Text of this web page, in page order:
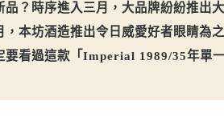
品？時序進入三月，大品牌紛紛推出
，本坊酒造推出令日威愛好者眼睛
要看過這款「Imperial 1989/35年單